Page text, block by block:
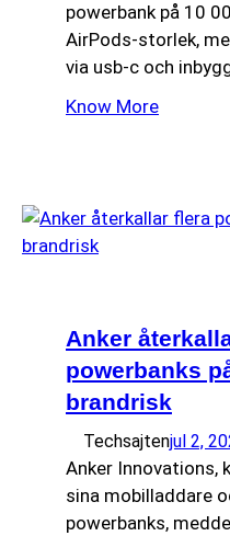
powerbank på 10
AirPods-storlek,
via usb-c och
Know More
Anker
powerbanks
brandrisk
Techsajtenjul 2,
Anker Innovations,
sina mobilladdare
powerbanks,